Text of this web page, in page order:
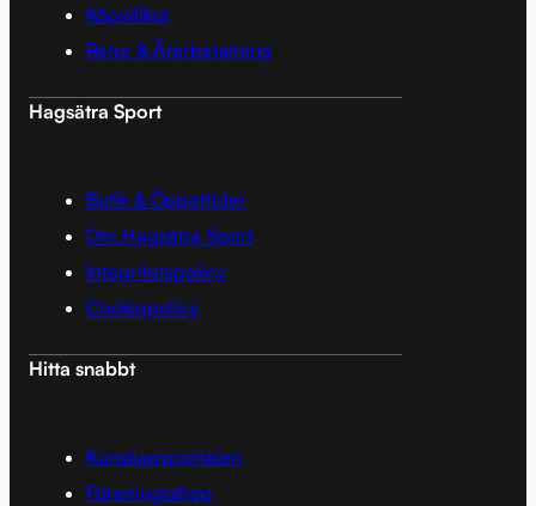
Köpvillkor
Retur & Återbetalning
Hagsätra Sport
Butik & Öppettider
Om Hagsätra Sport
Integritetspolicy
Cookiepolicy
Hitta snabbt
Kunskapsportalen
Föreningsshop